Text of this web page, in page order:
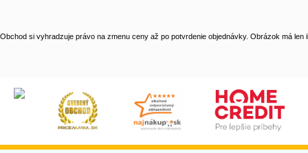
Obchod si vyhradzuje právo na zmenu ceny až po potvrdenie objednávky. Obrázok má len